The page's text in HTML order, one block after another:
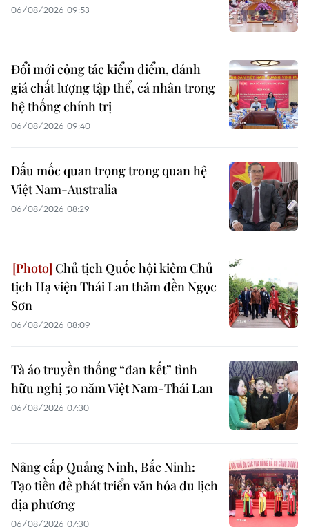
06/08/2026 09:53
Đổi mới công tác kiểm điểm, đánh
giá chất lượng tập thể, cá nhân trong
hệ thống chính trị
06/08/2026 09:40
Dấu mốc quan trọng trong quan hệ
Việt Nam-Australia
06/08/2026 08:29
Chủ tịch Quốc hội kiêm Chủ
tịch Hạ viện Thái Lan thăm đền Ngọc
Sơn
06/08/2026 08:09
Tà áo truyền thống “đan kết” tình
hữu nghị 50 năm Việt Nam-Thái Lan
06/08/2026 07:30
Nâng cấp Quảng Ninh, Bắc Ninh:
Tạo tiền đề phát triển văn hóa du lịch
địa phương
06/08/2026 07:30